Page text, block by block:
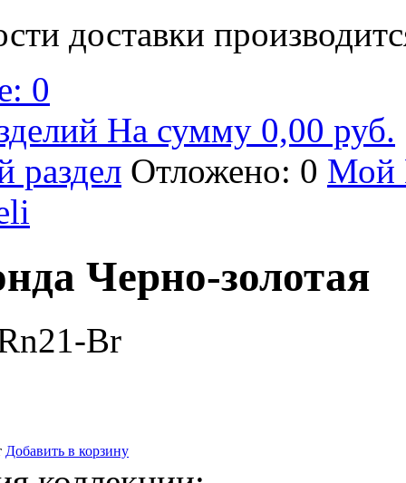
доставки
0
На сумму 0,00 руб.
раздел Отложено: 0 Мой
Черно-золотая
Br
Добавить в корзину